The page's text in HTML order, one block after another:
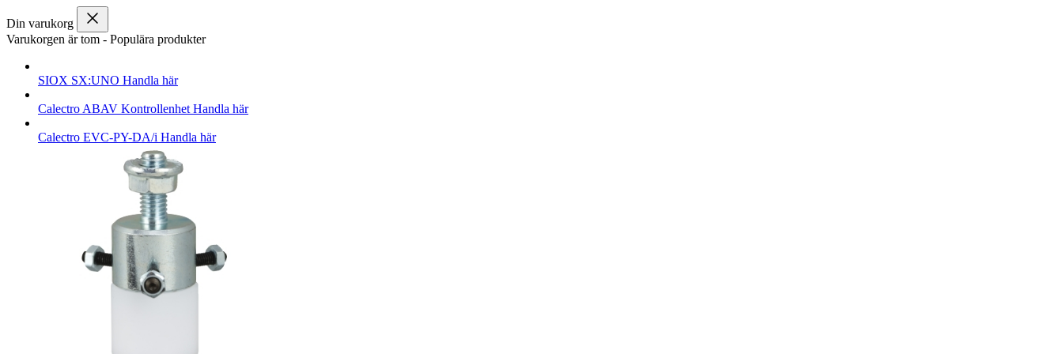
Din varukorg
Varukorgen är tom - Populära produkter
SIOX SX:UNO Handla här
Calectro ABAV Kontrollenhet Handla här
Calectro EVC-PY-DA/i Handla här